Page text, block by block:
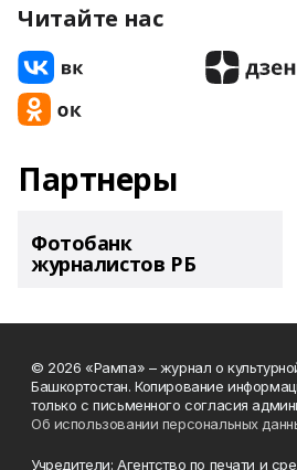
Читайте нас
Партнеры
Фотобанк
журналистов РБ
© 2026 «Рампа» – журнал о
Башкортостан. Копирование
только с письменного согласия
Об использовании персональных
Учредители: Агентство по печати и